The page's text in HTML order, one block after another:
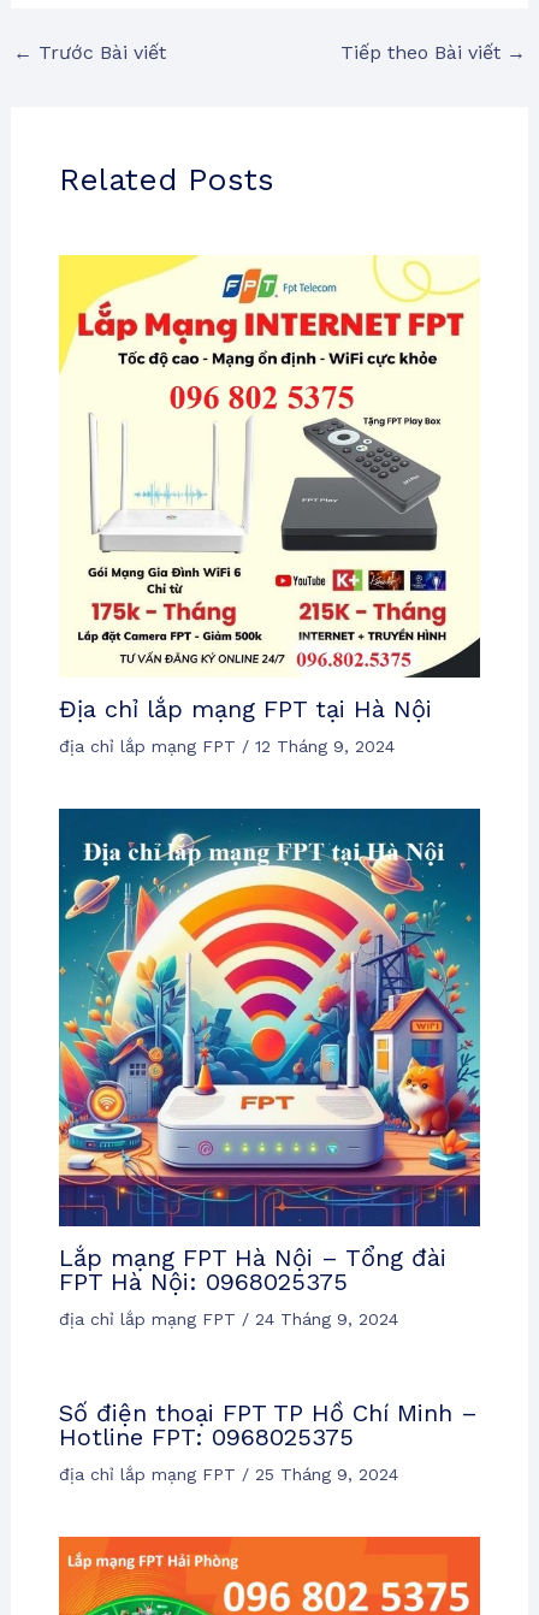
← Trước Bài viết Tiếp theo Bài viết →
Related Posts
Địa chỉ lắp mạng FPT tại Hà Nội
địa chỉ lắp mạng FPT / 12 Tháng 9, 2024
Lắp mạng FPT Hà Nội – Tổng đài
FPT Hà Nội: 0968025375
địa chỉ lắp mạng FPT / 24 Tháng 9, 2024
Số điện thoại FPT TP Hồ Chí Minh –
Hotline FPT: 0968025375
địa chỉ lắp mạng FPT / 25 Tháng 9, 2024